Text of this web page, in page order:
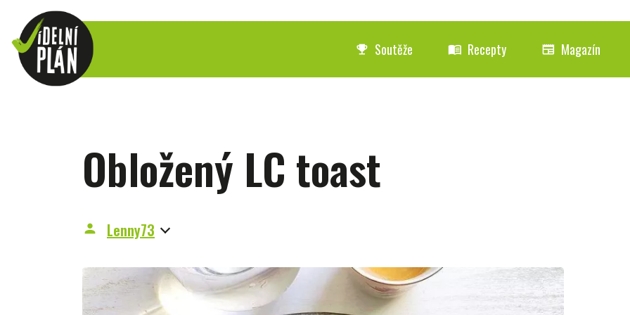
emoji_events Soutěže menu_book Recepty newspaper Magazín
Obložený LC toast
person Lenny73